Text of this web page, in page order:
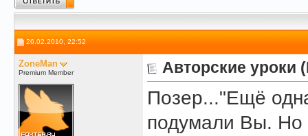
26.02.2010, 22:52
ZoneMan
Premium Member Авторские уроки
Позер..."Ещё
подумали Вы. Но